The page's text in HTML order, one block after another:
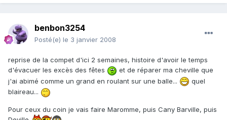
benbon3254
Posté(e) le 3 janvier 2008
reprise de la compet d'ici 2 semaines, histoire d'avoir le temps
d'évacuer les excès des fêtes
et de réparer ma cheville que
j'ai abimé comme un grand en roulant sur une balle...
quel
blaireau...
Pour ceux du coin je vais faire Maromme, puis Cany Barville, puis